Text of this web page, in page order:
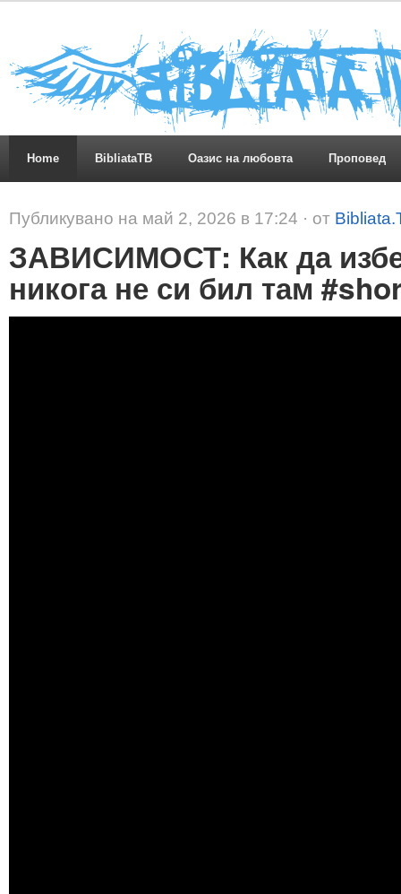
Home BibliataTB Оазис на любовта Проповед
Публикувано на май 2, 2026 в 17:24 · от
ЗАВИСИМОСТ: Как да
никога не си бил там